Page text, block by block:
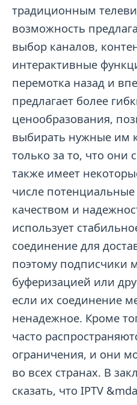
традиционным
возможность
выбор каналов,
интерактивные
перемотка назад и
предлагает более
ценообразования,
выбирать нужные им
только за то, что они
также имеет
числе
качеством и
использует
соединение для
поэтому подписчики
буферизацией или
если их соединение
ненадежное. Кроме
часто
ограничения, и они
во всех странах. В
сказать, что IPTV